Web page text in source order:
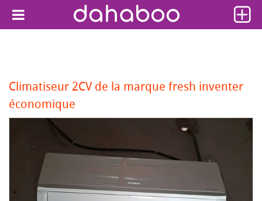
Climatiseur 2CV de la marque fresh inventer
économique